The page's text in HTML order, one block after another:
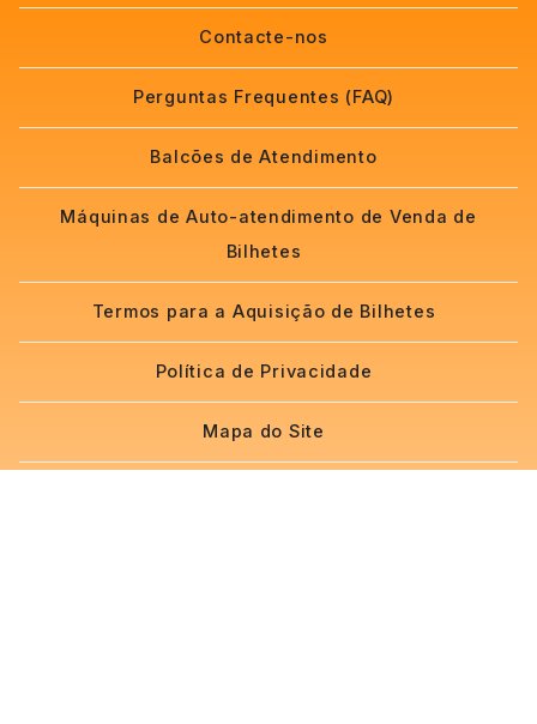
Contacte-nos
Perguntas Frequentes (FAQ)
Balcões de Atendimento
Máquinas de Auto-atendimento de Venda de
Bilhetes
Termos para a Aquisição de Bilhetes
Política de Privacidade
Mapa do Site